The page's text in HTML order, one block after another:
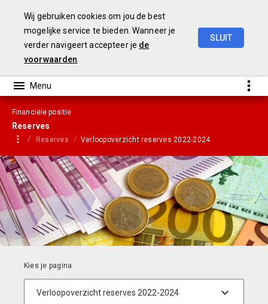
Financiële positie
Reserves
Reserves Verloopoverzicht reserves 2022-2024
Wij gebruiken cookies om jou de best
mogelijke service te bieden. Wanneer je
verder navigeert accepteer je de
voorwaarden
SLUIT